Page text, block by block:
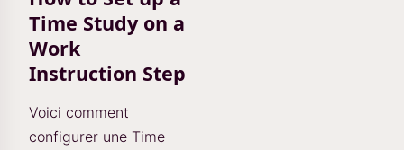
Time Study on a
Work
Instruction Step
Voici comment
configurer une Time